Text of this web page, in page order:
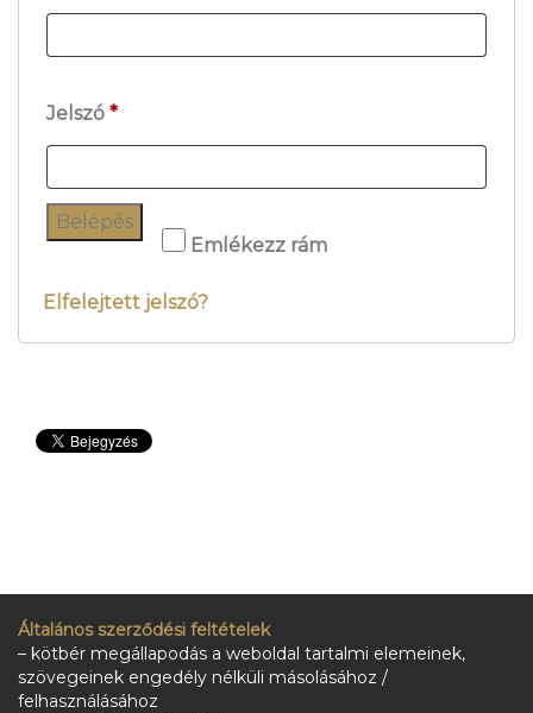
Jelszó *
Emlékezz rám
Belépés
Elfelejtett jelszó?
Általános szerződési feltételek
– kötbér megállapodás a weboldal tartalmi elemeinek,
szövegeinek engedély nélküli másolásához /
felhasználásához